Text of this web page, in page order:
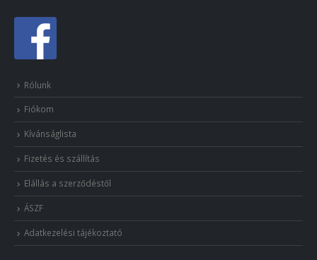
Rólunk
Fiókom
Kívánságlista
Fizetés és szállítás
Elállás a szerződéstől
ÁSZF
Adatkezelési tájékoztató